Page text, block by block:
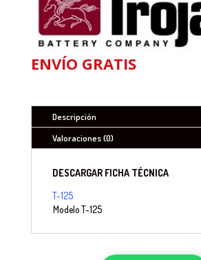
ENVÍO GRATIS
Descripción
Valoraciones (0)
DESCARGAR FICHA TÉCNICA
T-125
ModeloT-125